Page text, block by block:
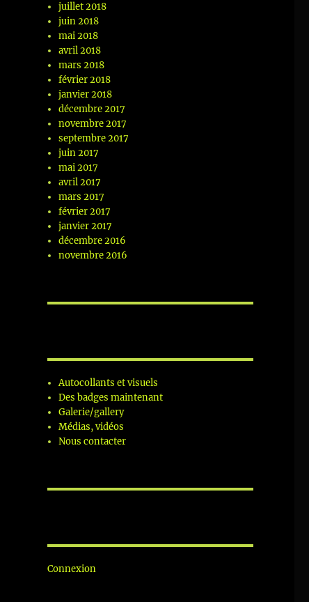
juillet 2018
juin 2018
mai 2018
avril 2018
mars 2018
février 2018
janvier 2018
décembre 2017
novembre 2017
septembre 2017
juin 2017
mai 2017
avril 2017
mars 2017
février 2017
janvier 2017
décembre 2016
novembre 2016
Autocollants et visuels
Des badges maintenant
Galerie/gallery
Médias, vidéos
Nous contacter
Connexion